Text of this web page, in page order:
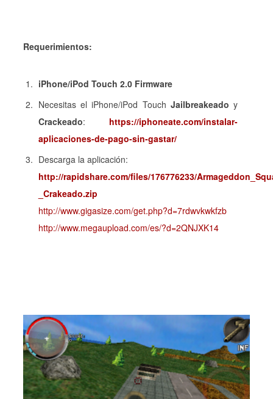
Requerimientos:
iPhone/iPod Touch 2.0 Firmware
Necesitas el iPhone/iPod Touch Jailbreakeado y
Crackeado: https://iphoneate.com/instalar-
aplicaciones-de-pago-sin-gastar/
Descarga la aplicación:
http://rapidshare.com/files/176776233/
_Crakeado.zip
http://www.gigasize.com/get.php?d=7rdwvkwkfzb
http://www.megaupload.com/es/?d=2QNJXK14